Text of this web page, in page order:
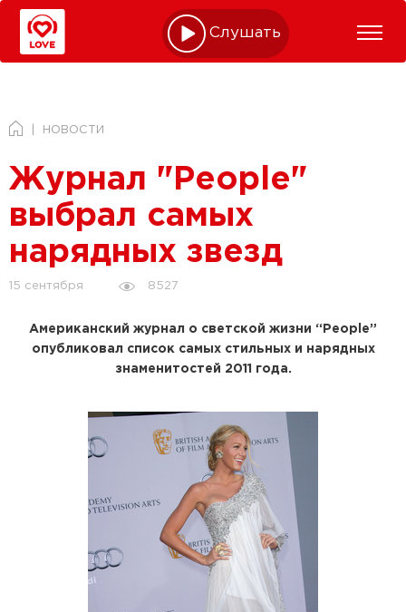
Слушать online
НОВОСТИ
Журнал "People"
выбрал самых
нарядных звезд
15 сентября 8527
Американский журнал о светской жизни “People”
опубликовал список самых стильных и нарядных
знаменитостей 2011 года.